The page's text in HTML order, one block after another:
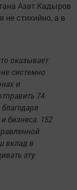
Азат Кадыров
не стихийно, а в
оказывает
системно
и
74
бизнеса. 152
вклад в
эту